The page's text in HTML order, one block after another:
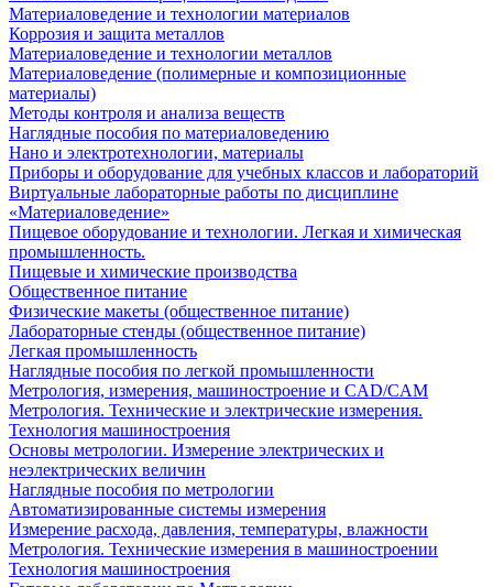
Материаловедение и технологии материалов
Коррозия и защита металлов
Материаловедение и технологии металлов
Материаловедение (полимерные и композиционные
материалы)
Методы контроля и анализа веществ
Наглядные пособия по материаловедению
Нано и электротехнологии, материалы
Приборы и оборудование для учебных классов и лабораторий
Виртуальные лабораторные работы по дисциплине
«Материаловедение»
Пищевое оборудование и технологии. Легкая и химическая
промышленность.
Пищевые и химические производства
Общественное питание
Физические макеты (общественное питание)
Лабораторные стенды (общественное питание)
Легкая промышленность
Наглядные пособия по легкой промышленности
Метрология, измерения, машиностроение и CAD/CAM
Метрология. Технические и электрические измерения.
Технология машиностроения
Основы метрологии. Измерение электрических и
неэлектрических величин
Наглядные пособия по метрологии
Автоматизированные системы измерения
Измерение расхода, давления, температуры, влажности
Метрология. Технические измерения в машиностроении
Технология машиностроения